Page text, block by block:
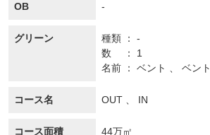
OB -
グリーン 種類
-
数
1
名前
ベント 、 ベント
コース名 OUT 、 IN
コース面積 44万㎡